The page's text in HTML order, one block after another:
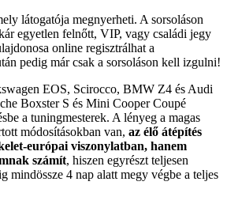
látogatója megnyerheti. A sorsoláson
egyetlen felnőtt, VIP, vagy családi jegy
online regisztrálhat a
pedig már csak a sorsoláson kell izgulni!
EOS, Scirocco, BMW Z4 és Audi
Boxster S és Mini Cooper Coupé
a tuningmesterek. A lényeg a magas
módosításokban van, az élő átépítés
európai viszonylatban, hanem
számít, hiszen egyrészt teljesen
mindössze 4 nap alatt megy végbe a teljes